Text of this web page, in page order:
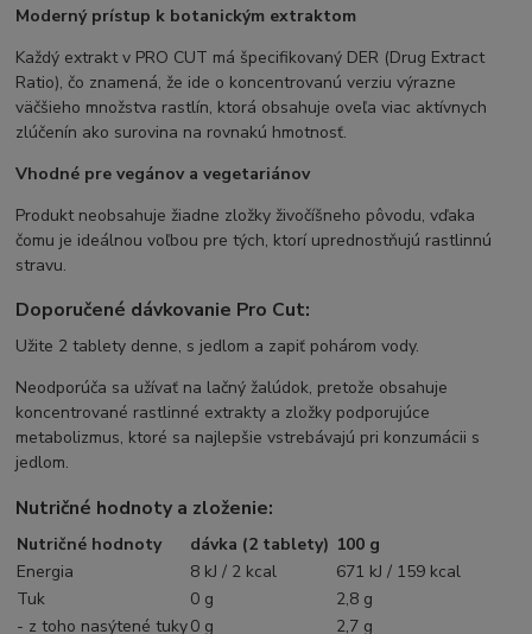
Moderný prístup k botanickým extraktom
Každý extrakt v PRO CUT má špecifikovaný DER (Drug Extract
Ratio), čo znamená, že ide o koncentrovanú verziu výrazne
väčšieho množstva rastlín, ktorá obsahuje oveľa viac aktívnych
zlúčenín ako surovina na rovnakú hmotnosť.
Vhodné pre vegánov a vegetariánov
Produkt neobsahuje žiadne zložky živočíšneho pôvodu, vďaka
čomu je ideálnou voľbou pre tých, ktorí uprednostňujú rastlinnú
stravu.
Doporučené dávkovanie Pro Cut:
Užite 2 tablety denne, s jedlom a zapiť pohárom vody.
Neodporúča sa užívať na lačný žalúdok, pretože obsahuje
koncentrované rastlinné extrakty a zložky podporujúce
metabolizmus, ktoré sa najlepšie vstrebávajú pri konzumácii s
jedlom.
Nutričné hodnoty a zloženie:
Nutričné hodnoty dávka (2 tablety) 100 g
Energia
8 kJ / 2 kcal
671 kJ / 159 kcal
Tuk
0 g
2,8 g
- z toho nasýtené tuky0 g 2,7 g